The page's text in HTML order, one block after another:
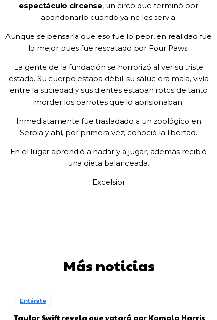
espectáculo circense, un circo que terminó por
abandonarlo cuando ya no les servía.
Aunque se pensaría que eso fue lo peor, en realidad fue
lo mejor pues fue rescatado por Four Paws.
La gente de la fundación se horrorizó al ver su triste
estado. Su cuerpo estaba débil, su salud era mala, vivía
entre la suciedad y sus dientes estaban rotos de tanto
morder los barrotes que lo aprisionaban.
Inmediatamente fue trasladado a un zoológico en
Serbia y ahí, por primera vez, conoció la libertad.
En el lugar aprendió a nadar y a jugar, además recibió
una dieta balanceada.
Excelsior
Más noticias
Entérate
Taylor Swift revela que votará por Kamala Harris